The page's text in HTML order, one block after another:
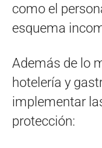
como el
esquema
Además de lo
hotelería y
implementar
protección: